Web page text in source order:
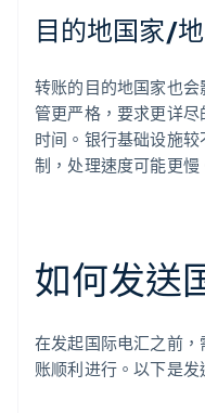
目的地国家/
转账的目的地国家也
管更严格，要求更详
时间。银行基础设施
制，处理速度可能更慢
如何发送
在发起国际电汇之前
账顺利进行。以下是发